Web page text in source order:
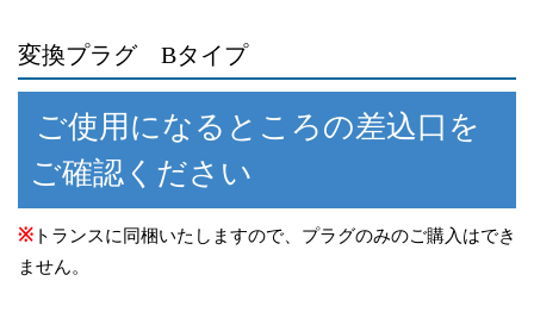
変換プラグ Bタイプ
ご使用になるところの差込口を
ご確認ください
※ トランスに同梱いたしますので、プラグのみのご購入はでき
ません。